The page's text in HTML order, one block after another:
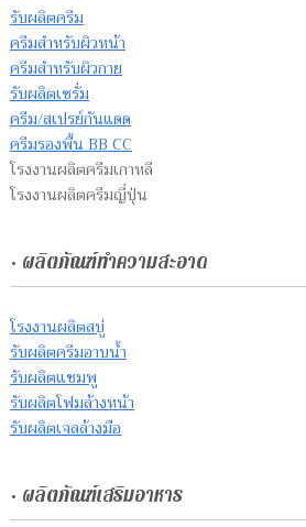
รับผลิตครีม
ครีมสำหรับผิวหน้า
ครีมสำหรับผิวกาย
รับผลิตเซรั่ม
ครีม/สเปรย์กันแดด
ครีมรองพื้น BB CC
โรงงานผลิตครีมเกาหลี
โรงงานผลิตครีมญี่ปุ่น
• ผลิตภัณฑ์ทำความสะอาด
โรงงานผลิตสบู่
รับผลิตครีมอาบน้ำ
รับผลิตแชมพู
รับผลิตโฟมล้างหน้า
รับผลิตเจลล้างมือ
• ผลิตภัณฑ์เสริมอาหาร